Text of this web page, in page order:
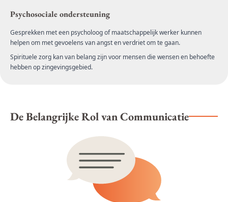
Psychosociale ondersteuning
Gesprekken met een psycholoog of maatschappelijk werker kunnen
helpen om met gevoelens van angst en verdriet om te gaan.
Spirituele zorg kan van belang zijn voor mensen die wensen en behoefte
hebben op zingevingsgebied.
De Belangrijke Rol van Communicatie